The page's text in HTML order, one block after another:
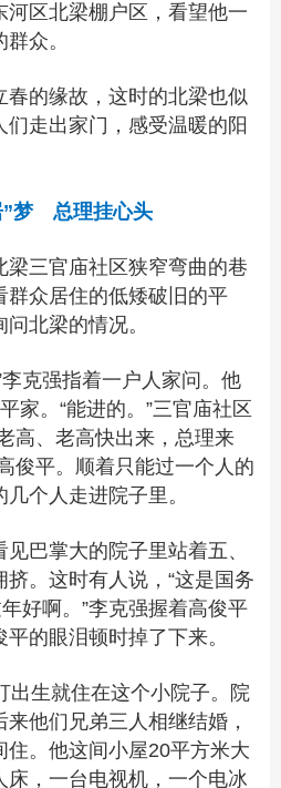
河区北梁棚户区，看望他一
众。
的缘故，这时的北梁也似
走出家门，感受温暖的阳
”梦 总理挂心头
三官庙社区狭窄弯曲的巷
群众居住的低矮破旧的平
北梁的情况。
克强指着一户人家问。他
家。“能进的。”三官庙社区
高、老高快出来，总理来
俊平。顺着只能过一个人的
个人走进院子里。
掌大的院子里站着五、
。这时有人说，“这是国务
好啊。”李克强握着高俊平
的眼泪顿时掉了下来。
生就住在这个小院子。院
他们兄弟三人相继结婚，
住。他这间小屋20平方米大
床，一台电视机，一个电冰